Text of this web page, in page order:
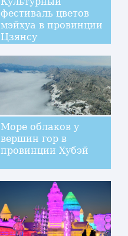
фестиваль цветов
мэйхуа в провинции
Цзянсу
Море облаков у
вершин гор в
провинции Хубэй